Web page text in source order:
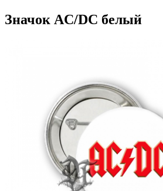
Значок AC/DC белый